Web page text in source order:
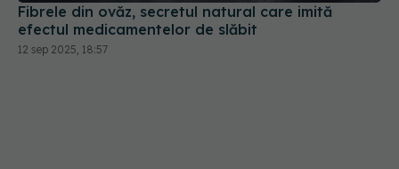
Fibrele din ovăz, secretul natural care imită
efectul medicamentelor de slăbit
12 sep 2025, 18:57